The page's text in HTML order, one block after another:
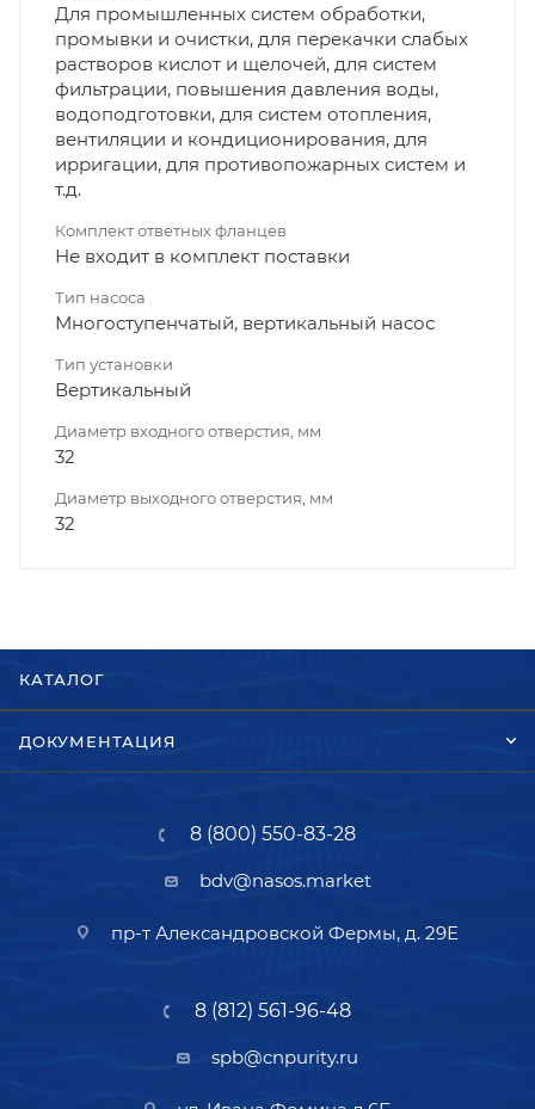
Для промышленных систем обработки,
промывки и очистки, для перекачки слабых
растворов кислот и щелочей, для систем
фильтрации, повышения давления воды,
водоподготовки, для систем отопления,
вентиляции и кондиционирования, для
ирригации, для противопожарных систем и
т.д.
Комплект ответных фланцев
Не входит в комплект поставки
Тип насоса
Многоступенчатый, вертикальный насос
Тип установки
Вертикальный
Диаметр входного отверстия, мм
32
Диаметр выходного отверстия, мм
32
КАТАЛОГ
ДОКУМЕНТАЦИЯ
8 (800) 550-83-28
bdv@nasos.market
пр-т Александровской Фермы, д. 29Е
8 (812) 561-96-48
spb@cnpurity.ru